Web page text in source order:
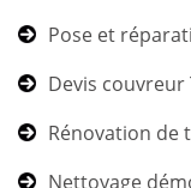
Pose et
Devis couvreur
Rénovation de
Nettoyage